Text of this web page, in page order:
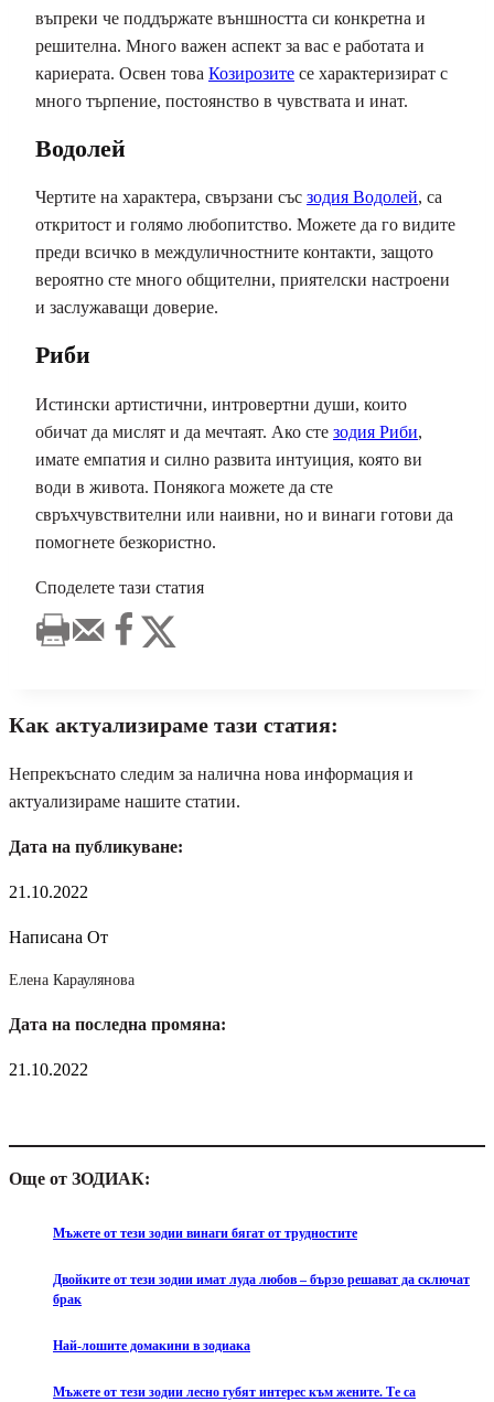
въпреки че поддържате външността си конкретна и
решителна. Много важен аспект за вас е работата и
кариерата. Освен това Козирозите се характеризират с
много търпение, постоянство в чувствата и инат.
Водолей
Чертите на характера, свързани със зодия Водолей, са
откритост и голямо любопитство. Можете да го видите
преди всичко в междуличностните контакти, защото
вероятно сте много общителни, приятелски настроени
и заслужаващи доверие.
Риби
Истински артистични, интровертни души, които
обичат да мислят и да мечтаят. Ако сте зодия Риби,
имате емпатия и силно развита интуиция, която ви
води в живота. Понякога можете да сте
свръхчувствителни или наивни, но и винаги готови да
помогнете безкористно.
Споделете тази статия
Как актуализираме тази статия:
Непрекъснато следим за налична нова информация и
актуализираме нашите статии.
Дата на публикуване:
21.10.2022
Написана От
Елена Караулянова
Дата на последна промяна:
21.10.2022
Още от ЗОДИАК:
Мъжете от тези зодии винаги бягат от трудностите
Двойките от тези зодии имат луда любов – бързо решават да сключат
брак
Най-лошите домакини в зодиака
Мъжете от тези зодии лесно губят интерес към жените. Те са